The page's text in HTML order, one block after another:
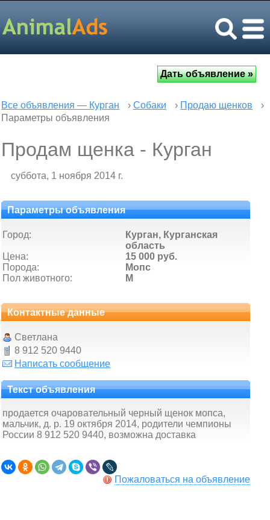
Все объявления — Курган › Собаки › Продаю щенков
›
Параметры объявления
Продам щенка - Курган
суббота, 1 ноября 2014 г.
Параметры объявления
Город:
Курган, Курганская
область
Цена:
15 000 руб.
Порода:
Мопс
Пол животного:
М
Контактные данные
Светлана
8 912 520 9440
Написать сообщение
Текст объявления
продается очаровательный черный щенок мопса,
мальчик, д. р. 19 октября 2014, родители чемпионы
России 8 912 520 9440, возможна доставка
Пожаловаться на объявление